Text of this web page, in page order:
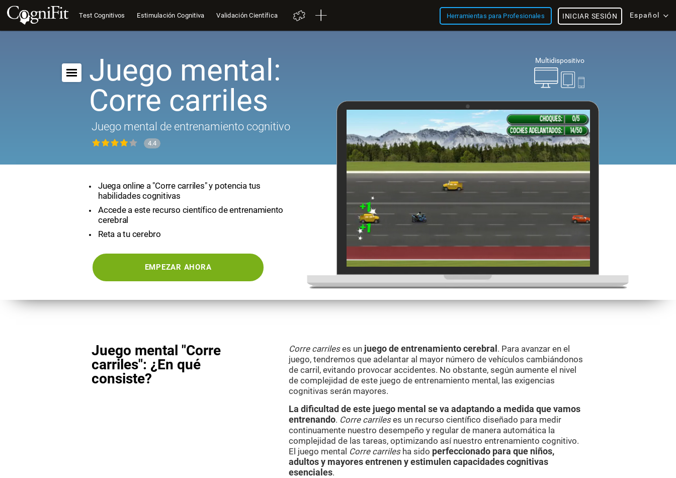
Test Cognitivos Estimulación Cognitiva Validación Científica Herramientas para Profesionales Español
INICIAR SESIÓN
Multidispositivo
Juego mental:
Corre carriles
Juego mental de entrenamiento cognitivo
4.4
Juega online a "Corre carriles" y potencia tus
habilidades cognitivas
Accede a este recurso científico de entrenamiento
cerebral
Reta a tu cerebro
EMPEZAR AHORA
Juego mental "Corre
carriles": ¿En qué
consiste?
Corre carrileses un juego de entrenamiento cerebral . Para avanzar en el
juego, tendremos que adelantar al mayor número de vehículos cambiándonos
de carril, evitando provocar accidentes. No obstante, según aumente el nivel
de complejidad de este juego de entrenamiento mental, las exigencias
cognitivas serán mayores.
La dificultad de este juego mental se va adaptando a medida que vamos
entrenando. Corre carrileses un recurso científico diseñado para medir
continuamente nuestro desempeño y regular de manera automática la
complejidad de las tareas, optimizando así nuestro entrenamiento cognitivo.
El juego mental Corre carrilesha sido perfeccionado para que niños,
adultos y mayores entrenen y estimulen capacidades cognitivas
esenciales.